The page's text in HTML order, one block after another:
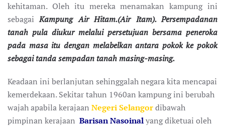
kehitaman. Oleh itu mereka menamakan kampung ini
sebagaiKampung Air Hitam.(Air Itam). Persempadanan
tanah pula diukur melalui persetujuan bersama peneroka
pada masa itu dengan melabelkan antara pokok ke pokok
sebagai tanda sempadan tanah masing-masing.
Keadaan ini berlanjutan sehinggalah negara kita mencapai
kemerdekaan. Sekitar tahun 1960an kampung ini berubah
wajah apabila kerajaan Negeri Selangordibawah
pimpinan kerajaan Barisan Nasoinalyang diketuai oleh